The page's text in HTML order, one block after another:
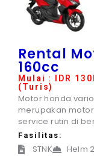
Rental
160cc
Mulai : IDR
(Turis)
Motor honda
merupakan
service rutin di
Fasilitas:
STNK Helm